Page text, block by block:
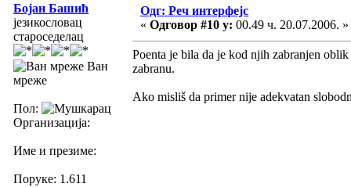
Бојан Башић
језикословац
староседелац
Ван
мреже
Пол:
Организација:
Име и презиме:
Поруке: 1.611
Одг: Реч интерфејс
« Одговор #10 у: 00.49 ч. 20.07.2006. »
Poenta je bila da je kod njih zabranjen oblik
zabranu.
Ako misliš da primer nije adekvatan